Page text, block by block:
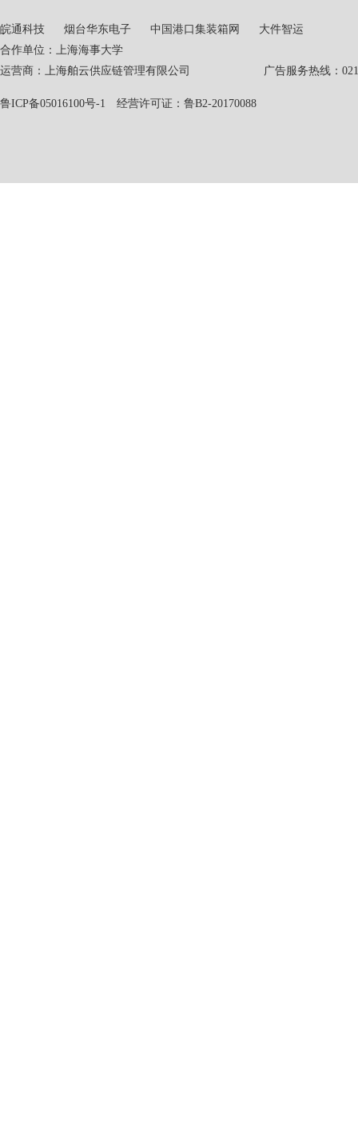
皖通科技 烟台华东电子 中国港口集装箱网
大件智运
合作单位：上海海事大学
运营商：上海舶云供应链管理有限公司 广告服务热线：021-
鲁ICP备05016100号-1 经营许可证：鲁B2-20170088